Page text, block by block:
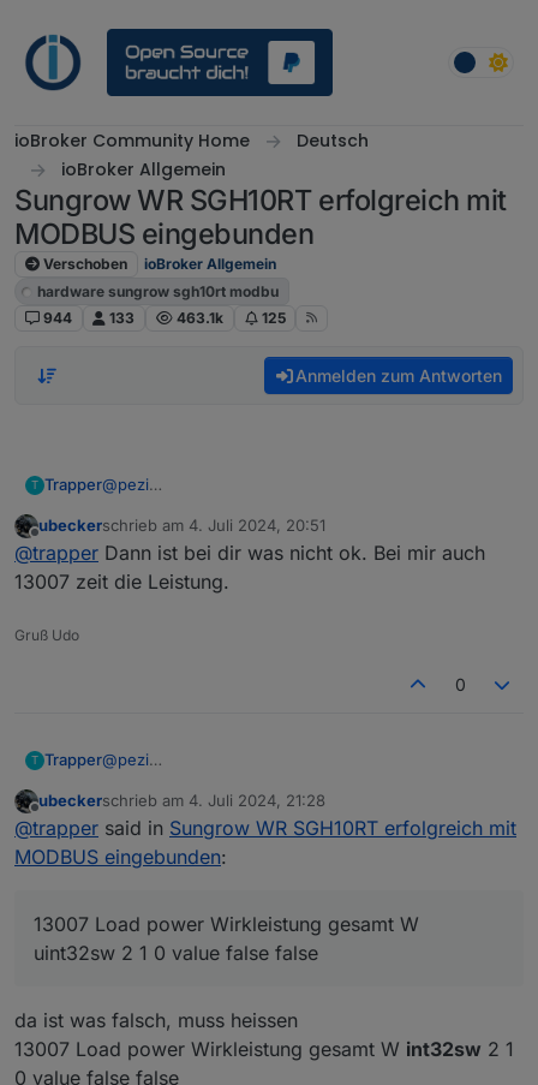
ioBroker Community Home
Deutsch
ioBroker Allgemein
Sungrow WR SGH10RT erfolgreich mit
MODBUS eingebunden
Verschoben
ioBroker Allgemein
hardware sungrow sgh10rt modbu
944
133 463.1k 125
Anmelden zum Antworten
T Trapper@pezi
das haut bei mir nicht hin, siehe Bild. Register 13007
zeigt aktuell 0W und die isolarcloud zurselben Zeit
einen Verbrauch von 606W. Vielleicht sind meine
Registereinstellung falsch? Hier ist 13007:
_address name description unit type len factor offset
formula role cw isScale
13007 Load power Wirkleistung gesamt W uint32sw 2
1 0 value false false
Klaus
wird. Batterie entlädt jedoch
Offline
ubeckerschrieb am 4. Juli 2024, 20:51
zuletzt editiert von
@trapper Dann ist bei dir was nicht ok. Bei mir auch
13007 zeit die Leistung.
Gruß Udo
0
T Trapper@pezi
das haut bei mir nicht hin, siehe Bild. Register 13007
zeigt aktuell 0W und die isolarcloud zurselben Zeit
einen Verbrauch von 606W. Vielleicht sind meine
Registereinstellung falsch? Hier ist 13007:
_address name description unit type len factor offset
formula role cw isScale
13007 Load power Wirkleistung gesamt W uint32sw 2
Dank und Gruß
Klaus
Hab auch gerade gesehen, dass 13021 nicht negativ
Offline
ubeckerschrieb am 4. Juli 2024, 21:28
zuletzt editiert von
@trapper said in Sungrow WR SGH10RT erfolgreich mit
MODBUS eingebunden:
13007 Load power Wirkleistung gesamt W
uint32sw 2 1 0 value false false
da ist was falsch, muss heissen
13007 Load power Wirkleistung gesamt W int32sw 2 1
0 value false false